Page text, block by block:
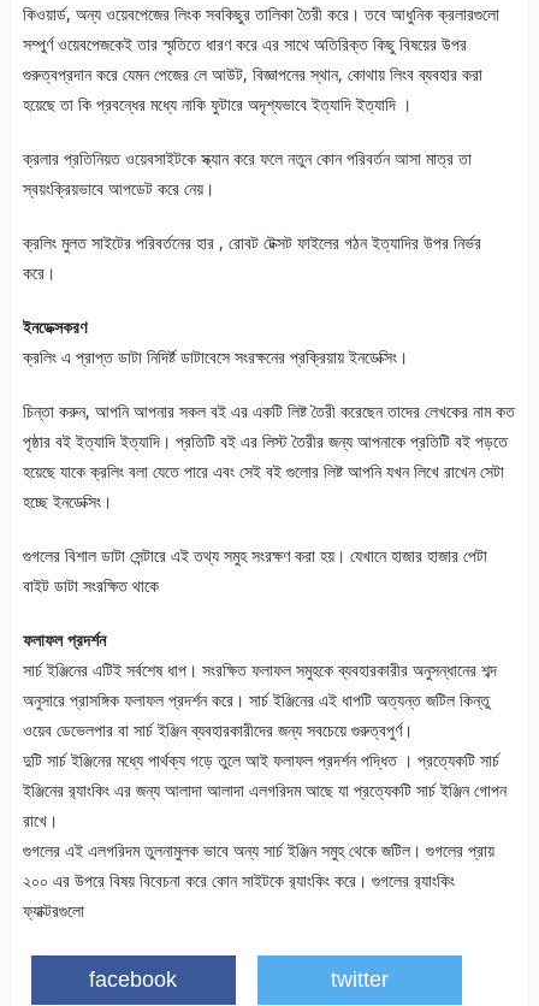
কিওয়ার্ড, অন্য ওয়েবপেজের লিংক সবকিছুর তালিকা তৈরী করে। তবে আধুনিক ক্রলারগুলো
সম্পুর্ণ ওয়েবপেজকেই তার স্মৃতিতে ধারণ করে এর সাথে অতিরিক্ত কিছু বিষয়ের উপর
গুরুত্বপ্রদান করে যেমন পেজের লে আউট, বিজ্ঞাপনের স্থান, কোথায় লিংব ব্যবহার করা
হয়েছে তা কি প্রবন্ধের মধ্যে নাকি ফুটারে অদৃশ্যভাবে ইত্যাদি ইত্যাদি ।
ক্রলার প্রতিনিয়ত ওয়েবসাইটকে স্ক্যান করে ফলে নতুন কোন পরিবর্তন আসা মাত্র তা
স্বয়ংক্রিয়ভাবে আপডেট করে নেয়।
ক্রলিং মুলত সাইটের পরিবর্তনের হার , রোবট টেক্সট ফাইলের গঠন ইত্যাদির উপর নির্ভর
করে।
ইনডেক্সকরণ
ক্রলিং এ প্রাপ্ত ডাটা নিদির্ষ্ট ডাটাবেসে সংরক্ষনের প্রক্রিয়ায় ইনডেক্সিং।
চিন্তা করুন, আপনি আপনার সকল বই এর একটি লিষ্ট তৈরী করেছেন তাদের লেখকের নাম কত
পৃষ্ঠার বই ইত্যাদি ইত্যাদি। প্রতিটি বই এর লিস্ট তৈরীর জন্য আপনাকে প্রতিটি বই পড়তে
হয়েছে যাকে ক্রলিং বলা যেতে পারে এবং সেই বই গুলোর লিষ্ট আপনি যখন লিখে রাখেন সেটা
হচ্ছে ইনডেক্সিং।
গুগলের বিশাল ডাটা সেন্টারে এই তথ্য সমুহ সংরক্ষণ করা হয়। যেখানে হাজার হাজার পেটা
বাইট ডাটা সংরক্ষিত থাকে
ফলাফল প্রদর্শন
সার্চ ইঞ্জিনের এটিই সর্বশেষ ধাপ। সংরক্ষিত ফলাফল সমুহকে ব্যবহারকারীর অনুসন্ধানের শব্দ
অনুসারে প্রাসঙ্গিক ফলাফল প্রদর্শন করে। সার্চ ইঞ্জিনের এই ধাপটি অত্যন্ত জটিল কিন্তু
ওয়েব ডেভেলপার বা সার্চ ইঞ্জিন ব্যবহারকারীদের জন্য সবচেয়ে গুরুত্বপুর্ণ।
দুটি সার্চ ইঞ্জিনের মধ্যে পার্থক্য গড়ে তুলে আই ফলাফল প্রদর্শন পদ্ধিত । প্রত্যেকটি সার্চ
ইঞ্জিনের র‌্যাংকিং এর জন্য আলাদা আলাদা এলগরিদম আছে যা প্রত্যেকটি সার্চ ইঞ্জিন গোপন
রাখে।
গুগলের এই এলগরিদম তুলনামুলক ভাবে অন্য সার্চ ইঞ্জিন সমুহ থেকে জটিল। গুগলের প্রায়
২০০ এর উপরে বিষয় বিবেচনা করে কোন সাইটকে র‌্যাংকিং করে। গুগলের র‌্যাংকিং
ফ্যাক্টরগুলো
facebook twitter